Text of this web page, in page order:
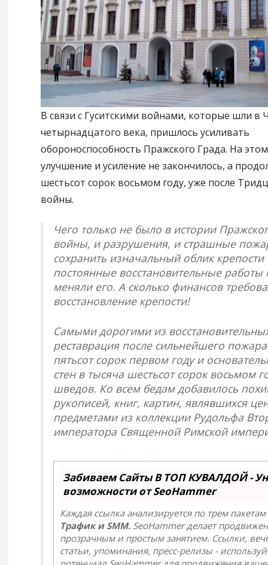
В связи с Гуситскими войнами, которые шли в
четырнадцатого века, пришлось усиливать
обороноспособность Пражского Града. На
улучшение и усиление не закончилось, а
шестьсот сорок восьмом году, уже после
войны.
Чего только не было в истории
войны, и разрушения, и страшные
сохранить изначальный облик крепости
постоянные восстановительные работы
меняли его. А сколько финансов
восстановление крепости!
Самыми дорогими из
реставрация после сильнейшего
пятьсот сорок первом году и
стен в тысяча шестьсот сорок восьмом
шведов. Ко всем бедам добавилось
рукописей, книг, картин, являвшихся
предметами из коллекции Рудольфа
императора Священной Римской
Забиваем Сайты В ТОП КУВАЛДОЙ -
возможности от SeoHammer
Каждая ссылка анализируется по трем
Трафик и SMM. SeoHammer делает
прозрачным и простым занятием. Ссылки,
статьи, упоминания, пресс-релизы -